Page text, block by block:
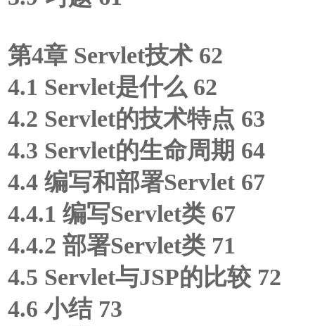
第4章 Servlet技术 62
4.1 Servlet是什么 62
4.2 Servlet的技术特点 63
4.3 Servlet的生命周期 64
4.4 编写和部署Servlet 67
4.4.1 编写Servlet类 67
4.4.2 部署Servlet类 71
4.5 Servlet与JSP的比较 72
4.6 小结 73